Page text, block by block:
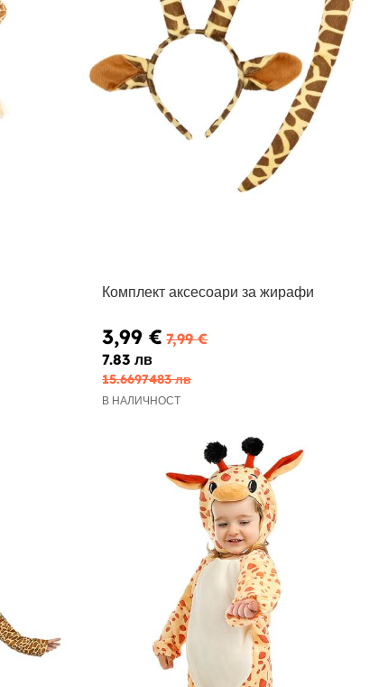
Комплект аксесоари за жирафи
3,99 € 7,99 €
7.83 лв
15.6697483 лв
В НАЛИЧНОСТ